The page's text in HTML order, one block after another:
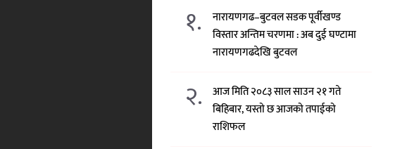
१.
नारायणगढ–बुटवल सडक पूर्वीखण्ड
विस्तार अन्तिम चरणमा : अब दुई घण्टामा
नारायणगढदेखि बुटवल
२.
आज मिति २०८३ साल साउन २१ गते
बिहिबार, यस्तो छ आजको तपाईको
राशिफल